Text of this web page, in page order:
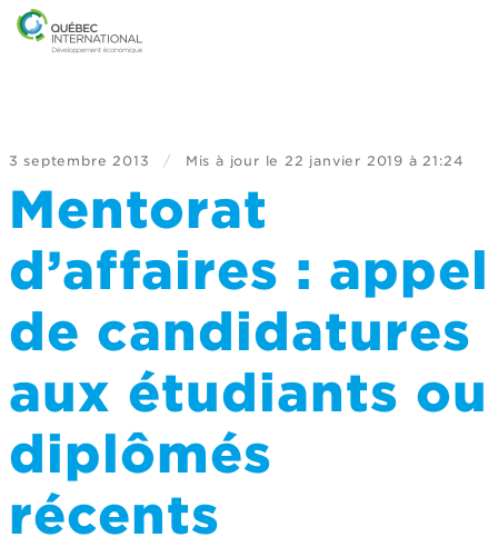
3 septembre 2013 / Mis à jour le 22 janvier 2019 à 21:24
Mentorat
d’affaires : appel
de candidatures
aux étudiants ou
diplômés
récents